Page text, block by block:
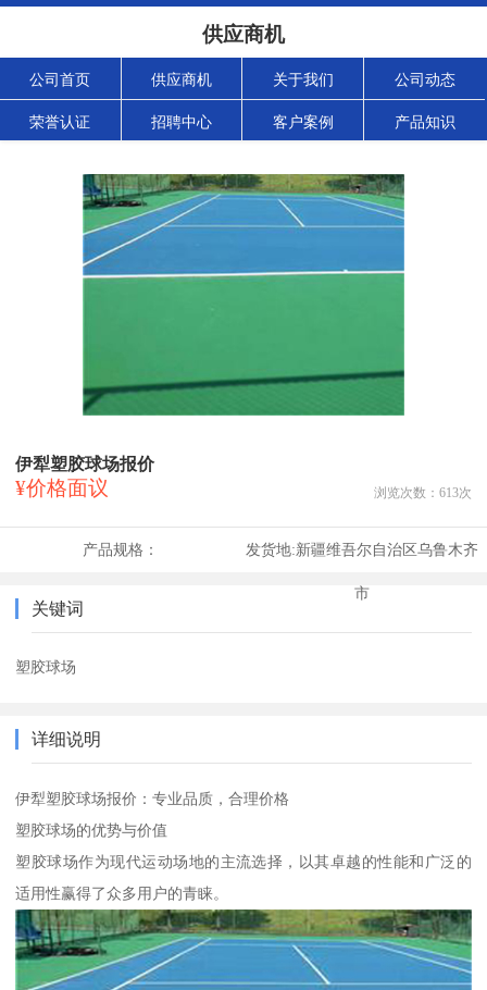
供应商机
公司首页 供应商机 关于我们 公司动态
荣誉认证 招聘中心 客户案例 产品知识
伊犁塑胶球场报价
¥价格面议 浏览次数： 613次
产品规格： 发货地:新疆维吾尔自治区乌鲁木齐
市
关键词
塑胶球场
详细说明
伊犁塑胶球场报价：专业品质，合理价格
塑胶球场的优势与价值
塑胶球场作为现代运动场地的主流选择，以其卓越的性能和广泛的
适用性赢得了众多用户的青睐。